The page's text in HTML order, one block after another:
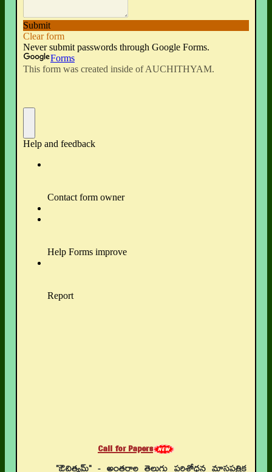
Call for Papers
"ఔచిత్యమ్" - అంతర్జాల తెలుగు పరిశోధన మాసపత్రిక